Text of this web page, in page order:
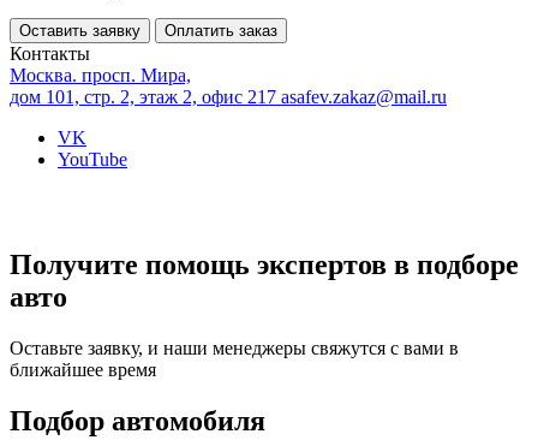
Оставить заявку Оплатить заказ
Контакты
Москва. просп. Мира,
дом 101, стр. 2, этаж 2, офис 217 asafev.zakaz@mail.ru
VK
YouTube
Получите помощь экспертов в подборе
авто
Оставьте заявку, и наши менеджеры свяжутся с вами в
ближайшее время
Подбор автомобиля